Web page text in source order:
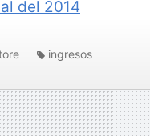
del 2014
ingresos